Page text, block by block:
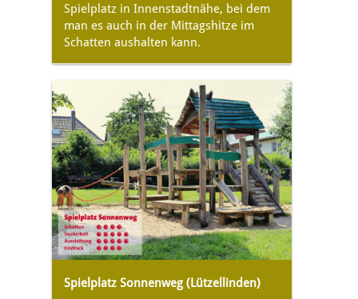
Spielplatz in Innenstadtnähe, bei dem
man es auch in der Mittagshitze im
Schatten aushalten kann.
Spielplatz Sonnenweg (Lützellinden)